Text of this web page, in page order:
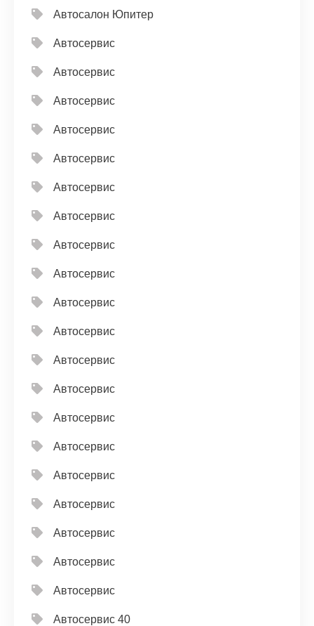
Автосалон Юпитер
Автосервис
Автосервис
Автосервис
Автосервис
Автосервис
Автосервис
Автосервис
Автосервис
Автосервис
Автосервис
Автосервис
Автосервис
Автосервис
Автосервис
Автосервис
Автосервис
Автосервис
Автосервис
Автосервис
Автосервис
Автосервис 40